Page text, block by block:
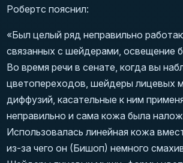
Робертс пояснил:
«Был целый ряд неправильно
связанных с шейдерами, освещение
Во время речи в сенате, когда вы
цветопереходов, шейдеры лицевых
диффузий, касательные к ним
неправильно и сама кожа была
Использовалась линейная кожа
из-за чего он (Бишоп) немного